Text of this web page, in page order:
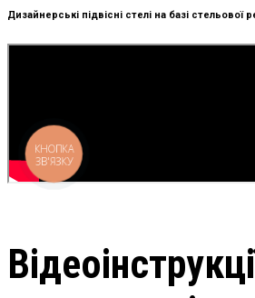
Дизайнерські підвісні стелі на базі стельової
КНОПКА
ЗВ'ЯЗКУ